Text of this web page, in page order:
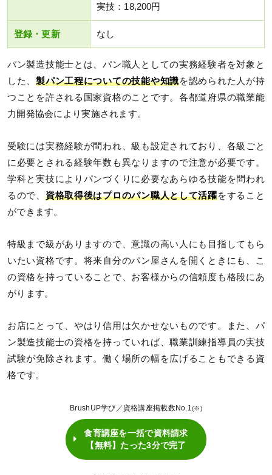
実技：18,200円
登録・更新 なし
パン製造技能士とは、パン職人としての実務経験者を対象と
した、製パン工程についての技能や知識を認められた人が持
つことを許される国家資格のことです。各都道府県の職業能
力開発協会により実施されます。
受験には実務経験が問われ、級も設定されており、各級ごと
に必要とされる経験年数も異なりますので注意が必要です。
学科と実技によりパンづくりに必要なあらゆる技能を問われ
るので、 資格取得後はプロのパン職人として活躍をすること
ができます。
特級まで級がありますので、意識の高い人にも目指してもら
いたい資格です。将来自分のパン屋さんを開くときにも、こ
の資格を持っていることで、お客様からの信頼度も格段にあ
がります。
お店にとって、やはり信用は欠かせないものです。また、パ
ン製造技能士の資格を持っていれば、職業訓練指導員の実技
試験が免除されます。働く場所の幅を広げることもできる資
格です。
BrushUP学び／資格講座掲載数No.1(※)
食育講座を一括で資料請求
【無料】たった3分で完了